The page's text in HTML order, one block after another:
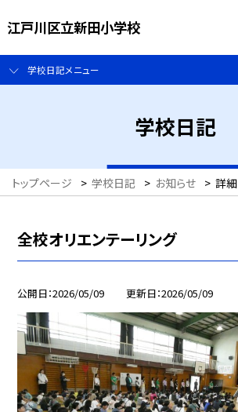
江戸川区立新田小学校
学校日記メニュー
学校日記
トップページ > 学校日記 > お知らせ > 詳細
全校オリエンテーリング
公開日 2026/05/09 更新日 2026/05/09